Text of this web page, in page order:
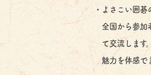
・よさこい囲碁
全国から参加
て交流します
魅力を体感でき